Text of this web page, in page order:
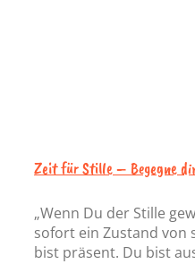
Zeit für Stille – Begegne
„Wenn Du der Stille
sofort ein Zustand von
bist präsent. Du bist